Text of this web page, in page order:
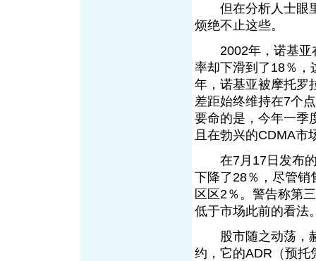
但在分析人士眼里
烦绝不止这些。
2002年，诺基亚在
率却下滑到了18％，
年，诺基亚被摩托罗
差距始终维持在7个
要命的是，今年一季
且在勃兴的CDMA市
在7月17日发布的
下降了28％，尽管销
区区2％。警告称第
低于市场此前的看法
股市随之动荡，赫
约，它的ADR（预托